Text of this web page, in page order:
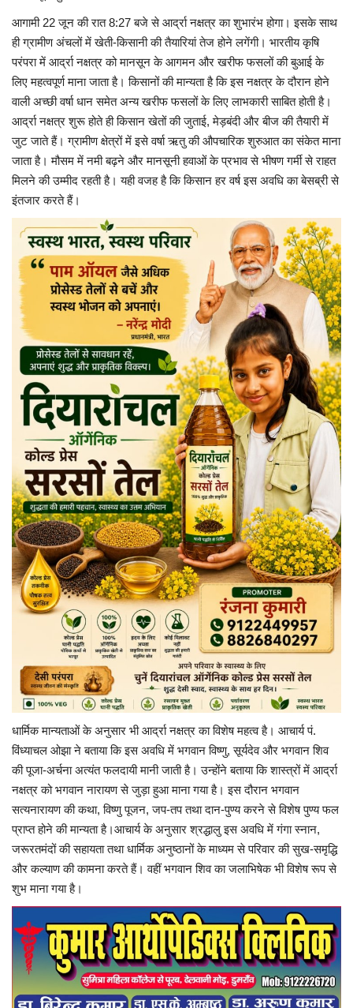
आगामी 22 जून की रात 8:27 बजे से आर्द्रा नक्षत्र का शुभारंभ होगा। इसके साथ
ही ग्रामीण अंचलों में खेती-किसानी की तैयारियां तेज होने लगेंगी। भारतीय कृषि
परंपरा में आर्द्रा नक्षत्र को मानसून के आगमन और खरीफ फसलों की बुआई के
लिए महत्वपूर्ण माना जाता है। किसानों की मान्यता है कि इस नक्षत्र के दौरान होने
वाली अच्छी वर्षा धान समेत अन्य खरीफ फसलों के लिए लाभकारी साबित होती है।
आर्द्रा नक्षत्र शुरू होते ही किसान खेतों की जुताई, मेड़बंदी और बीज की तैयारी में
जुट जाते हैं। ग्रामीण क्षेत्रों में इसे वर्षा ऋतु की औपचारिक शुरुआत का संकेत माना
जाता है। मौसम में नमी बढ़ने और मानसूनी हवाओं के प्रभाव से भीषण गर्मी से राहत
मिलने की उम्मीद रहती है। यही वजह है कि किसान हर वर्ष इस अवधि का बेसब्री से
इंतजार करते हैं।
धार्मिक मान्यताओं के अनुसार भी आर्द्रा नक्षत्र का विशेष महत्व है। आचार्य पं.
विंध्याचल ओझा ने बताया कि इस अवधि में भगवान विष्णु, सूर्यदेव और भगवान शिव
की पूजा-अर्चना अत्यंत फलदायी मानी जाती है। उन्होंने बताया कि शास्त्रों में आर्द्रा
नक्षत्र को भगवान नारायण से जुड़ा हुआ माना गया है। इस दौरान भगवान
सत्यनारायण की कथा, विष्णु पूजन, जप-तप तथा दान-पुण्य करने से विशेष पुण्य फल
प्राप्त होने की मान्यता है।आचार्य के अनुसार श्रद्धालु इस अवधि में गंगा स्नान,
जरूरतमंदों की सहायता तथा धार्मिक अनुष्ठानों के माध्यम से परिवार की सुख-समृद्धि
और कल्याण की कामना करते हैं। वहीं भगवान शिव का जलाभिषेक भी विशेष रूप से
शुभ माना गया है।